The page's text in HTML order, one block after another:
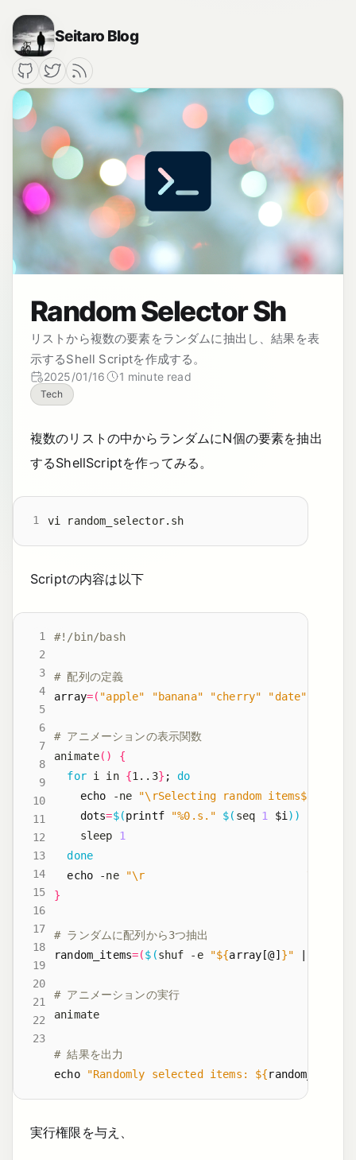
Seitaro Blog
Tech
Random Selector Sh
リストから複数の要素をランダムに抽出し、結果を表
示するShell Scriptを作成する。
2025/01/16 1 minute read
複数のリストの中からランダムにN個の要素を抽出
するShellScriptを作ってみる。
Scriptの内容は以下
3
4
5
6
7
8
9
10
13
14
15
16
17
18
19
20
23
#!/bin/bash
# 配列の定義
array=( "apple" "banana" "cherry" "date"
# アニメーションの表示関数
animate()
{
for i in {1..3} ;
do
echo -ne "\rSelecting random items${
dots=$(printf "%0.s." $( seq 1 $i ))
    sleep
1
done
echo -ne "\r                         \r"
}
# ランダムに配列から3つ抽出
random_items=($(shuf -e "${array [@] }"
# アニメーションの実行
# 結果を出力
echo
"Randomly selected items: ${random_items
実行権限を与え、